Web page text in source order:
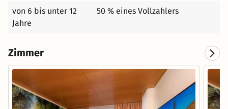
von 6 bis unter 12
Jahre
50 % eines Vollzahlers
Zimmer